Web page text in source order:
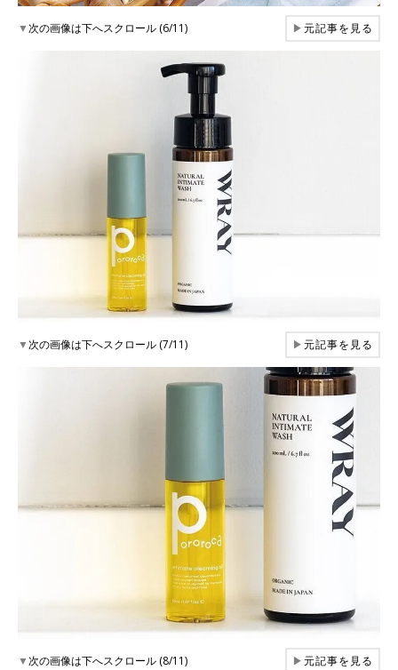
▼次の画像は下へスクロール (6/11) ▶元記事を見る
▼次の画像は下へスクロール (7/11) ▶元記事を見る
▼次の画像は下へスクロール (8/11) ▶元記事を見る